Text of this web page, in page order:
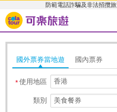
防範電話詐騙及非法招攬
國外票券當地遊 國內票券
* 使用地區 香港
類別 美食餐券